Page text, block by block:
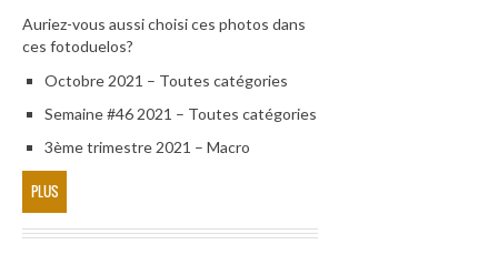
Auriez-vous aussi choisi ces photos dans
ces fotoduelos?
Octobre 2021 – Toutes catégories
Semaine #46 2021 – Toutes catégories
3ème trimestre 2021 – Macro
PLUS